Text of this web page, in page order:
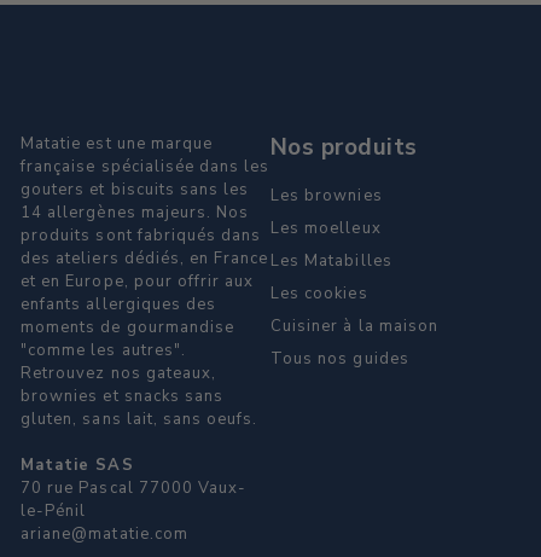
Matatie est une marque
française spécialisée dans les
gouters et biscuits sans les
14 allergènes majeurs. Nos
produits sont fabriqués dans
des ateliers dédiés, en France
et en Europe, pour offrir aux
enfants allergiques des
moments de gourmandise
"comme les autres".
Retrouvez nos gateaux,
brownies et snacks sans
gluten, sans lait, sans oeufs.
Matatie SAS
70 rue Pascal 77000 Vaux-
le-Pénil
ariane@matatie.com
Nos produits
Les brownies
Les moelleux
Les Matabilles
Les cookies
Cuisiner à la maison
Tous nos guides